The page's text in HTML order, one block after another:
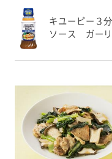
する事ができ
身以外の方に送
旦ご自身で受け
元コードをス
ォンのカメラ
キユーピー３
ソース ガーリ